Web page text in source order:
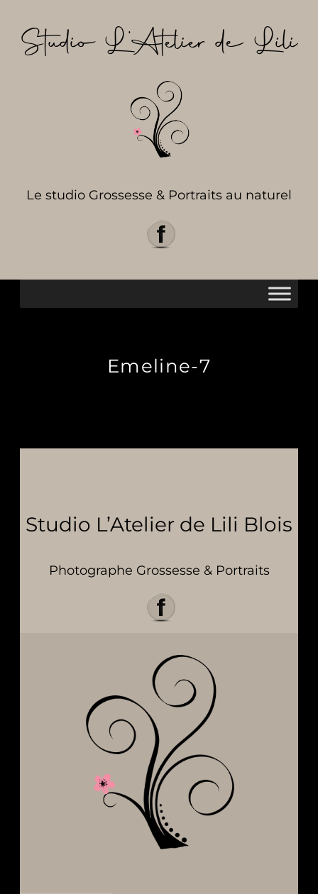
contenu
Studio L’Atelier de Lili
Le studio Grossesse & Portraits au naturel
Emeline-7
Studio L’Atelier de Lili Blois
Photographe Grossesse & Portraits